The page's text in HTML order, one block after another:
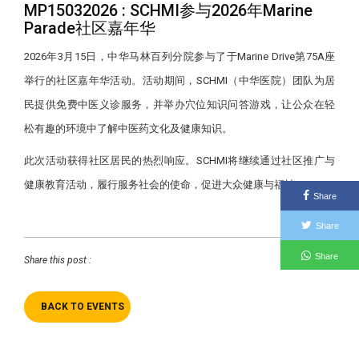
MP15032026 : SCHMI参与2026年Marine
Parade社区嘉年华
2026年3月15日，中华马林百列分院参与了于Marine Drive第75A座
举行的社区嘉年华活动。活动期间，SCHMI（中华医院）团队为居
民提供免费中医义诊服务，并举办穴位知识问答游戏，让公众在轻
松有趣的环境中了解中医药文化及健康知识。
此次活动获得社区居民的热烈响应。SCHMI将继续通过社区推广与
健康教育活动，履行服务社会的使命，促进大众健康与福祉。
Share this post :
BACK TO EVENTS
Share
Share
Share